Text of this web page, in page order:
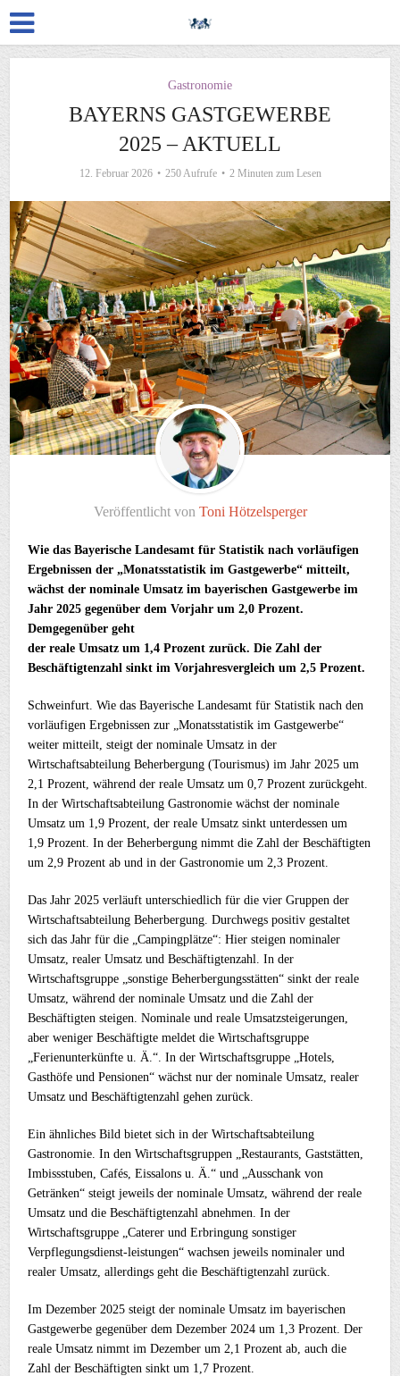
Gastronomie
BAYERNS GASTGEWERBE
2025 – AKTUELL
12. Februar 2026 250 Aufrufe 2 Minuten zum Lesen
Veröffentlicht von Toni Hötzelsperger
Wie das Bayerische Landesamt für Statistik nach vorläufigen
Ergebnissen der „Monatsstatistik im Gastgewerbe“ mitteilt,
wächst der nominale Umsatz im bayerischen Gastgewerbe im
Jahr 2025 gegenüber dem Vorjahr um 2,0 Prozent.
Demgegenüber geht
der reale Umsatz um 1,4 Prozent zurück. Die Zahl der
Beschäftigtenzahl sinkt im Vorjahresvergleich um 2,5 Prozent.
Schweinfurt. Wie das Bayerische Landesamt für Statistik nach den
vorläufigen Ergebnissen zur „Monatsstatistik im Gastgewerbe“
weiter mitteilt, steigt der nominale Umsatz in der
Wirtschaftsabteilung Beherbergung (Tourismus) im Jahr 2025 um
2,1 Prozent, während der reale Umsatz um 0,7 Prozent zurückgeht.
In der Wirtschaftsabteilung Gastronomie wächst der nominale
Umsatz um 1,9 Prozent, der reale Umsatz sinkt unterdessen um
1,9 Prozent. In der Beherbergung nimmt die Zahl der Beschäftigten
um 2,9 Prozent ab und in der Gastronomie um 2,3 Prozent.
Das Jahr 2025 verläuft unterschiedlich für die vier Gruppen der
Wirtschaftsabteilung Beherbergung. Durchwegs positiv gestaltet
sich das Jahr für die „Campingplätze“: Hier steigen nominaler
Umsatz, realer Umsatz und Beschäftigtenzahl. In der
Wirtschaftsgruppe „sonstige Beherbergungsstätten“ sinkt der reale
Umsatz, während der nominale Umsatz und die Zahl der
Beschäftigten steigen. Nominale und reale Umsatzsteigerungen,
aber weniger Beschäftigte meldet die Wirtschaftsgruppe
„Ferienunterkünfte u. Ä.“. In der Wirtschaftsgruppe „Hotels,
Gasthöfe und Pensionen“ wächst nur der nominale Umsatz, realer
Umsatz und Beschäftigtenzahl gehen zurück.
Ein ähnliches Bild bietet sich in der Wirtschaftsabteilung
Gastronomie. In den Wirtschaftsgruppen „Restaurants, Gaststätten,
Imbissstuben, Cafés, Eissalons u. Ä.“ und „Ausschank von
Getränken“ steigt jeweils der nominale Umsatz, während der reale
Umsatz und die Beschäftigtenzahl abnehmen. In der
Wirtschaftsgruppe „Caterer und Erbringung sonstiger
Verpflegungsdienst-leistungen“ wachsen jeweils nominaler und
realer Umsatz, allerdings geht die Beschäftigtenzahl zurück.
Im Dezember 2025 steigt der nominale Umsatz im bayerischen
Gastgewerbe gegenüber dem Dezember 2024 um 1,3 Prozent. Der
reale Umsatz nimmt im Dezember um 2,1 Prozent ab, auch die
Zahl der Beschäftigten sinkt um 1,7 Prozent.